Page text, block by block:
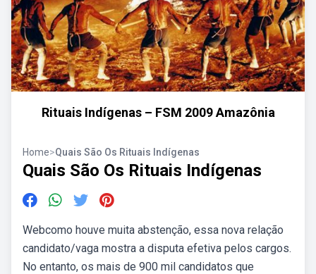
Rituais Indígenas – FSM 2009 Amazônia
Home>Quais São Os Rituais Indígenas
Quais São Os Rituais Indígenas
Webcomo houve muita abstenção, essa nova relação
candidato/vaga mostra a disputa efetiva pelos cargos.
No entanto, os mais de 900 mil candidatos que